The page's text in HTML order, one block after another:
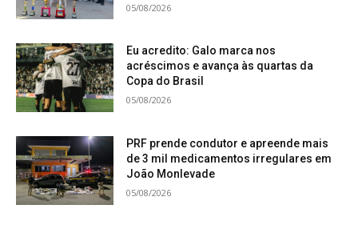
05/08/2026
Eu acredito: Galo marca nos
acréscimos e avança às quartas da
Copa do Brasil
05/08/2026
PRF prende condutor e apreende mais
de 3 mil medicamentos irregulares em
João Monlevade
05/08/2026